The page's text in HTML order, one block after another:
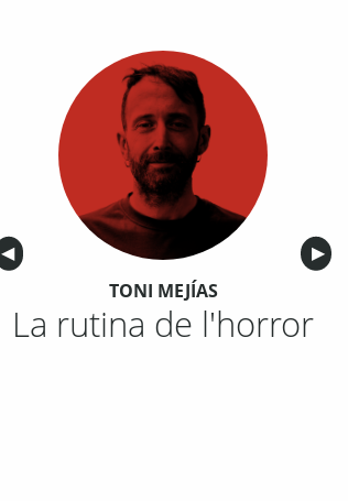
Anterior
◀︎ ▶︎
TONI MEJÍAS
La rutina de l'horror